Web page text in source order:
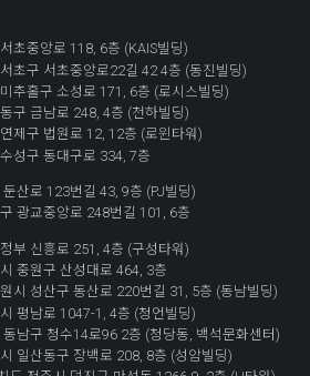
초중앙로 118, 6층 (KAIS빌딩)
초구 서초중앙로22길 42 4층 (동진빌딩)
추홀구 소성로 171, 6층 (로시스빌딩)
구 금남로 248, 4층 (천하빌딩)
제구 법원로 12, 12층 (로윈타워)
성구 동대구로 334, 7층
산로 123번길 43, 9층 (PJ빌딩)
광교중앙로 248번길 101, 6층
부 신흥로 251, 4층 (구성타워)
중원구 산성대로 464, 3층
시 성산구 동산로 220번길 31, 5층 (동남빌딩)
평남로 1047-1, 4층 (청언빌딩)
남구 청수14로96 2층 (청당동, 백석문화센터)
일산동구 장백로 208, 8층 (성암빌딩)